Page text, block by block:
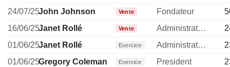
24/07/25John Johnson Vente Fondateur
16/06/25Janet Rollé Vente Administrateur
01/06/25Janet Rollé Exercice Administrateur
01/06/25Gregory Coleman Exercice President